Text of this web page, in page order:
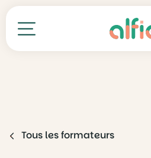
Toutes nos formations
Tous les formateurs